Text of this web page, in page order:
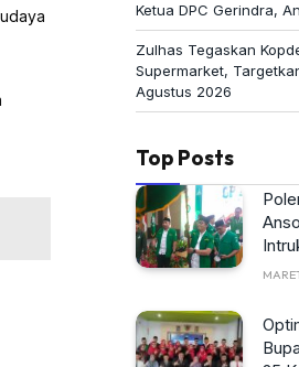
Ketua DPC Gerindra,
Zulhas Tegaskan
Supermarket,
Agustus 2026
Top Posts